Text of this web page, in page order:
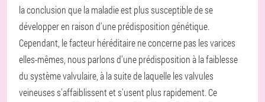
la conclusion que la maladie est plus susceptible de se
développer en raison d'une prédisposition génétique.
Cependant, le facteur héréditaire ne concerne pas les varices
elles-mêmes, nous parlons d'une prédisposition à la faiblesse
du système valvulaire, à la suite de laquelle les valvules
veineuses s'affaiblissent et s'usent plus rapidement. Ce